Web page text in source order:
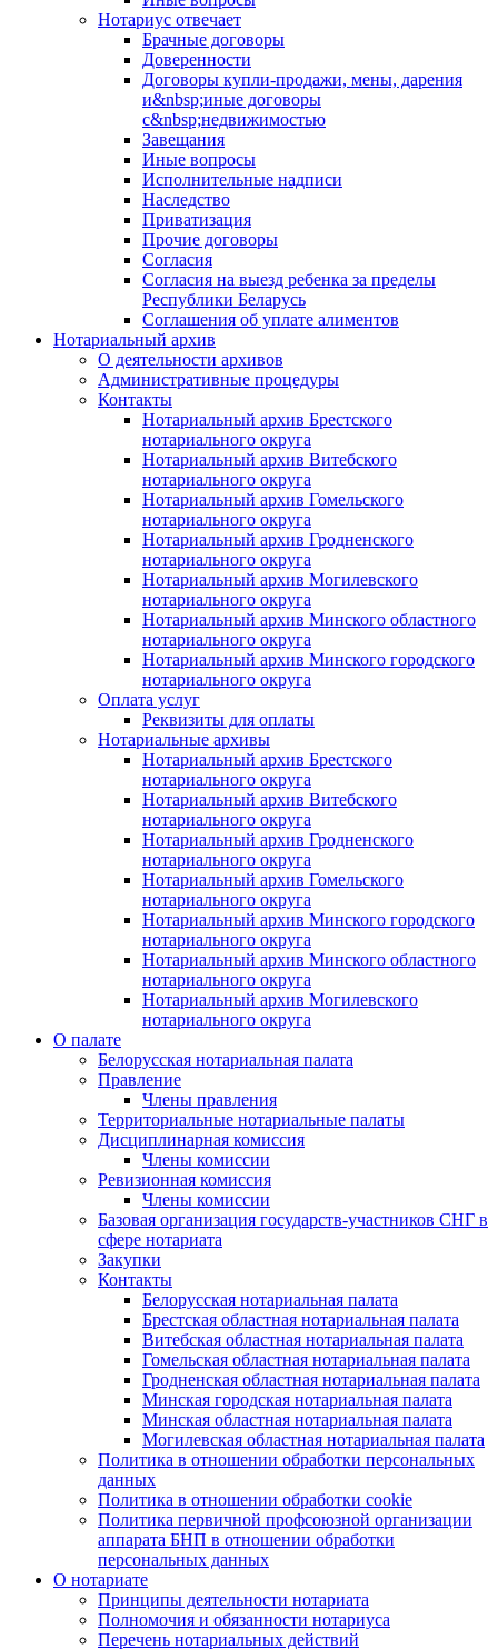
Нотариус отвечает
Брачные договоры
Доверенности
Договоры купли-продажи, мены, дарения
и&nbsp;иные договоры
с&nbsp;недвижимостью
Завещания
Иные вопросы
Исполнительные надписи
Наследство
Приватизация
Прочие договоры
Согласия
Согласия на выезд ребенка за пределы
Республики Беларусь
Соглашения об уплате алиментов
Нотариальный архив
О деятельности архивов
Административные процедуры
Контакты
Нотариальный архив Брестского
нотариального округа
Нотариальный архив Витебского
нотариального округа
Нотариальный архив Гомельского
нотариального округа
Нотариальный архив Гродненского
нотариального округа
Нотариальный архив Могилевского
нотариального округа
Нотариальный архив Минского областного
нотариального округа
Нотариальный архив Минского городского
нотариального округа
Оплата услуг
Реквизиты для оплаты
Нотариальные архивы
Нотариальный архив Брестского
нотариального округа
Нотариальный архив Витебского
нотариального округа
Нотариальный архив Гродненского
нотариального округа
Нотариальный архив Гомельского
нотариального округа
Нотариальный архив Минского городского
нотариального округа
Нотариальный архив Минского областного
нотариального округа
Нотариальный архив Могилевского
нотариального округа
О палате
Белорусская нотариальная палата
Правление
Члены правления
Территориальные нотариальные палаты
Дисциплинарная комиссия
Члены комиссии
Ревизионная комиссия
Члены комиссии
Базовая организация государств-участников СНГ в
сфере нотариата
Закупки
Контакты
Белорусская нотариальная палата
Брестская областная нотариальная палата
Витебская областная нотариальная палата
Гомельская областная нотариальная палата
Гродненская областная нотариальная палата
Минская городская нотариальная палата
Минская областная нотариальная палата
Могилевская областная нотариальная палата
Политика в отношении обработки персональных
данных
Политика в отношении обработки cookie
Политика первичной профсоюзной организации
аппарата БНП в отношении обработки
персональных данных
О нотариате
Принципы деятельности нотариата
Полномочия и обязанности нотариуса
Перечень нотариальных действий